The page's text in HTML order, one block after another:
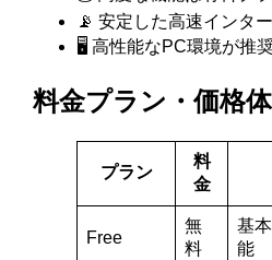
📡 安定した高速インタ
🖥️ 高性能なPC環境が推
料金プラン・価格
プラン
料
金
Free
無
料
基
能